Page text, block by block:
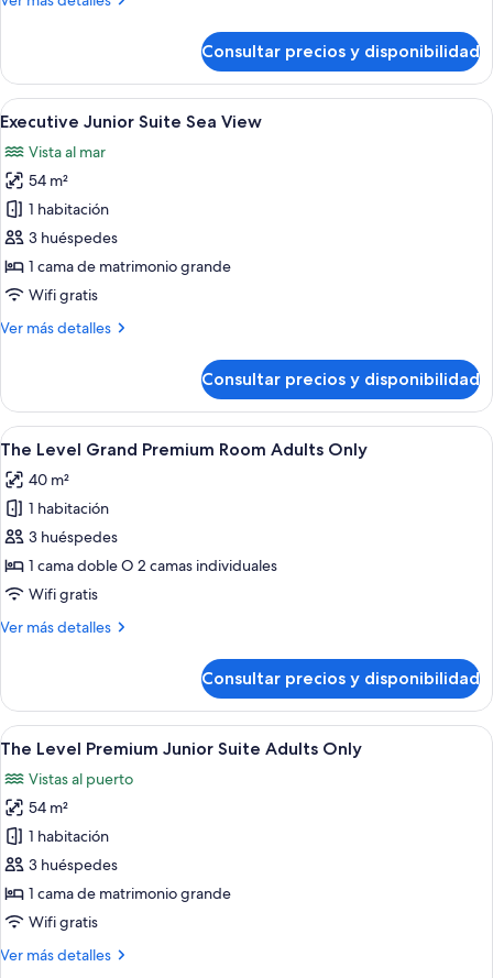
Sea
Only
Suite
The
Level
View
Adults
Only
Consultar precios y disponibilidad
Abrir
todas
las
fotos
de
Executive
Junior
Suite
View
Habitación de hotel con cama,
7
Executive Junior Suite Sea View
Vista al mar
54 m²
1 habitación
3 huéspedes
1 cama de matrimonio grande
Wifi gratis
Ver más detalles
Más
Junior
Suite
Sea
Consultar precios y disponibilidad
Abrir
todas
las
fotos
de
The
Level
Premium
Only
Una habitación de hotel moderna
15
The Level Grand Premium Room Adults Only
40 m²
1 habitación
3 huéspedes
1 cama doble O 2 camas individuales
Wifi gratis
Ver más detalles
Más
Level
Grand
Premium
Adults
Only
Consultar precios y disponibilidad
Abrir
todas
las
fotos
de
The
Level
Premium
Junior
Suite
The Level Premium Junior Suite
13
The Level Premium Junior Suite Adults Only
Vistas al puerto
54 m²
1 habitación
3 huéspedes
1 cama de matrimonio grande
Wifi gratis
Ver más detalles
Más